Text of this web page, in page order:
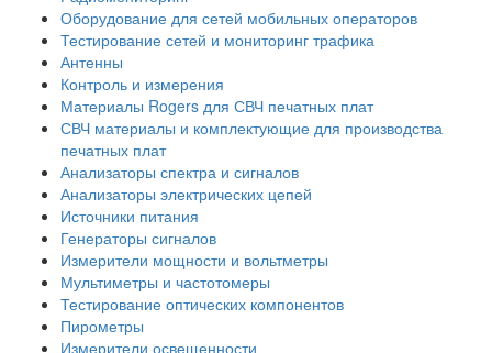
Оборудование для сетей мобильных операторов
Тестирование сетей и мониторинг трафика
Антенны
Контроль и измерения
Материалы Rogers для СВЧ печатных плат
СВЧ материалы и комплектующие для производства
печатных плат
Анализаторы спектра и сигналов
Анализаторы электрических цепей
Источники питания
Генераторы сигналов
Измерители мощности и вольтметры
Мультиметры и частотомеры
Тестирование оптических компонентов
Пирометры
Измерители освещенности